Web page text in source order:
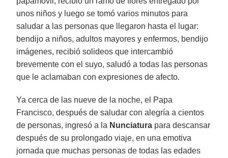
unos niños y luego se tomó varios minutos para
saludar a las personas que llegaron hasta el lugar:
bendijo a niños, adultos mayores y enfermos, bendijo
imágenes, recibió solideos que intercambió
brevemente con el suyo, saludó a todas las personas
que le aclamaban con expresiones de afecto.
Ya cerca de las nueve de la noche, el Papa
Francisco, después de saludar con alegría a cientos
de personas, ingresó a la Nunciatura para descansar
después de su prolongado viaje, en una emotiva
jornada que muchas personas de todas las edades